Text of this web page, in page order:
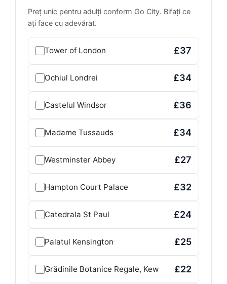
Preț unic pentru adulți conform Go City. Bifați ce
ați face cu adevărat.
Tower of London £37
Ochiul Londrei £34
Castelul Windsor £36
Madame Tussauds £34
Westminster Abbey £27
Hampton Court Palace £32
Catedrala St Paul £24
Palatul Kensington £25
Grădinile Botanice Regale, Kew £22